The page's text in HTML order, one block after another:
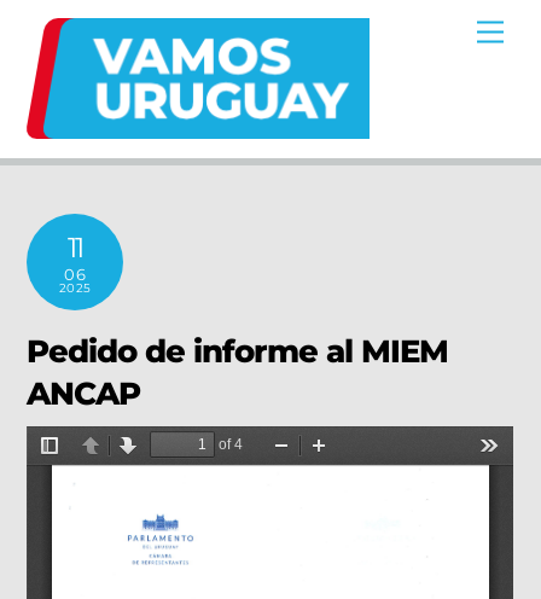
content
11
06
2025
Pedido de informe al MIEM
ANCAP